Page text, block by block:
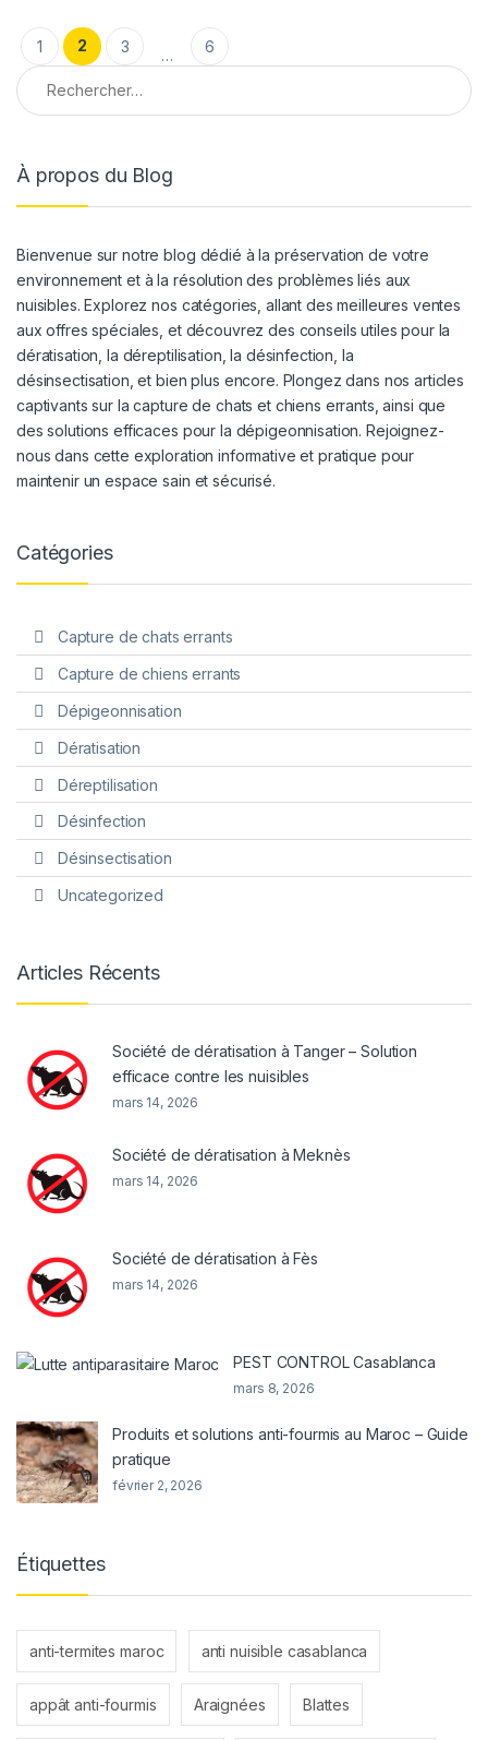
Pagination des publications
1 2 3 …
6
Rechercher :
À propos du Blog
Bienvenue sur notre blog dédié à la préservation de votre
environnement et à la résolution des problèmes liés aux
nuisibles. Explorez nos catégories, allant des meilleures ventes
aux offres spéciales, et découvrez des conseils utiles pour la
dératisation, la déreptilisation, la désinfection, la
désinsectisation, et bien plus encore. Plongez dans nos articles
captivants sur la capture de chats et chiens errants, ainsi que
des solutions efficaces pour la dépigeonnisation. Rejoignez-
nous dans cette exploration informative et pratique pour
maintenir un espace sain et sécurisé.
Catégories
Capture de chats errants
Capture de chiens errants
Dépigeonnisation
Dératisation
Déreptilisation
Désinfection
Désinsectisation
Uncategorized
Articles Récents
Société de dératisation à Tanger – Solution
efficace contre les nuisibles
mars 14, 2026
Société de dératisation à Meknès
mars 14, 2026
Société de dératisation à Fès
mars 14, 2026
PEST CONTROL Casablanca
mars 8, 2026
Produits et solutions anti-fourmis au Maroc – Guide
pratique
février 2, 2026
Étiquettes
anti-termites maroc anti nuisible casablanca
appât anti-fourmis Araignées Blattes